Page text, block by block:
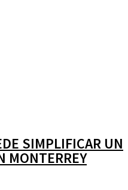
SIMPLIFICAR UN
MONTERREY